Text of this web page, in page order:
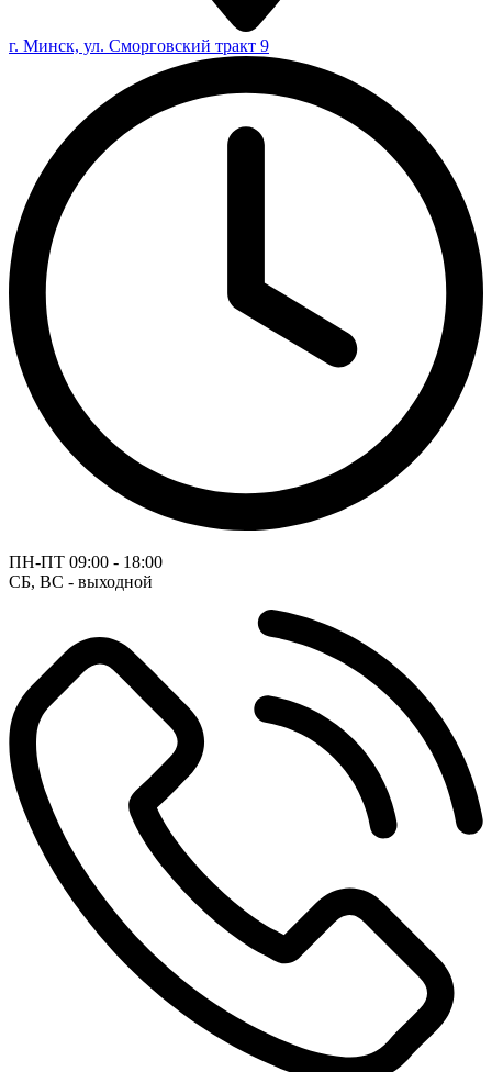
г. Минск, ул. Сморговский тракт 9
ПН-ПТ 09:00 - 18:00
СБ, ВС - выходной